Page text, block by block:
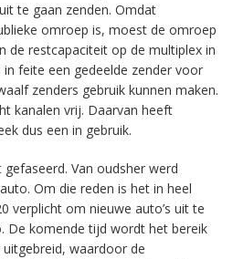
te gaan zenden. Omdat
omroep is, moest de omroep
de restcapaciteit op de multiplex in
in feite een gedeelde zender voor
zenders gebruik kunnen maken.
kanalen vrij. Daarvan heeft
dus een in gebruik.
Van oudsher werd
Om die reden is het in heel
verplicht om nieuwe auto’s uit te
De komende tijd wordt het bereik
waardoor de